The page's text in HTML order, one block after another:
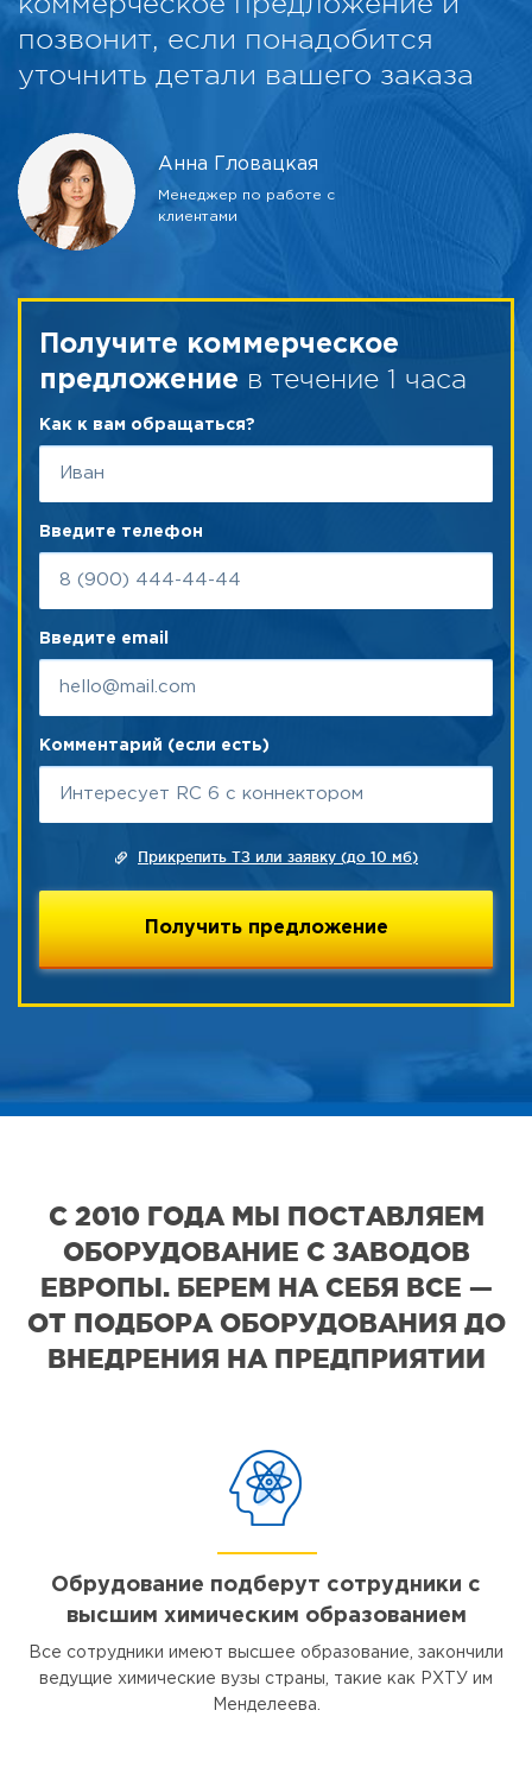
позвонит, если понадобится
уточнить детали вашего заказа
Анна Гловацкая
Менеджер по работе с
клиентами
Получите коммерческое
предложение в течение 1 часа
Как к вам обращаться?
Введите телефон
Введите email
Комментарий (если есть)
Прикрепить ТЗ или заявку (до 10 мб)
С 2010 ГОДА МЫ ПОСТАВЛЯЕМ
ОБОРУДОВАНИЕ С ЗАВОДОВ
ЕВРОПЫ. БЕРЕМ НА СЕБЯ ВСЕ —
ОТ ПОДБОРА ОБОРУДОВАНИЯ ДО
ВНЕДРЕНИЯ НА ПРЕДПРИЯТИИ
Обрудование подберут сотрудники с
высшим химическим образованием
Все сотрудники имеют высшее образование, закончили
ведущие химические вузы страны, такие как РХТУ им
Менделеева.